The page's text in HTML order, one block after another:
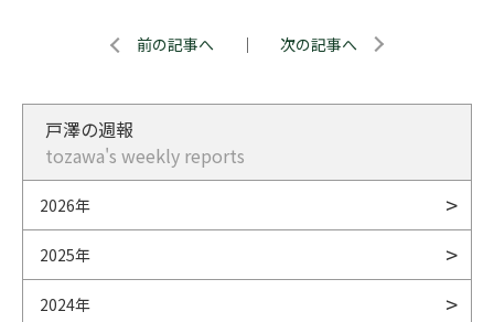
前の記事へ ｜ 次の記事へ
戸澤の週報
tozawa's weekly reports
2026年
2025年
2024年